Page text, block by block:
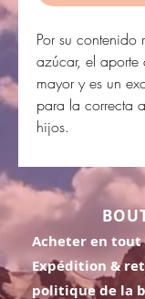
Por su contenido
azúcar, el aporte
mayor y es un
para la correcta
hijos.
Acheter en tout
Expédition &
politique de la